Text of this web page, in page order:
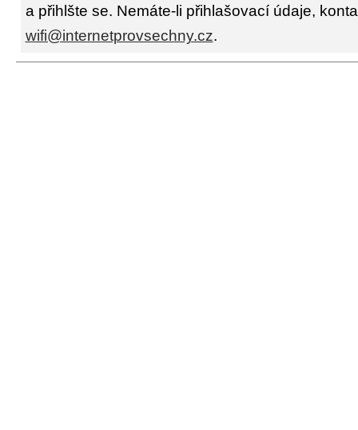
a přihlšte se. Nemáte-li přihlašovací údaje,
wifi@internetprovsechny.cz.